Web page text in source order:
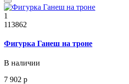
1
113862
Фигурка Ганеш на троне
В наличии
7 902 р